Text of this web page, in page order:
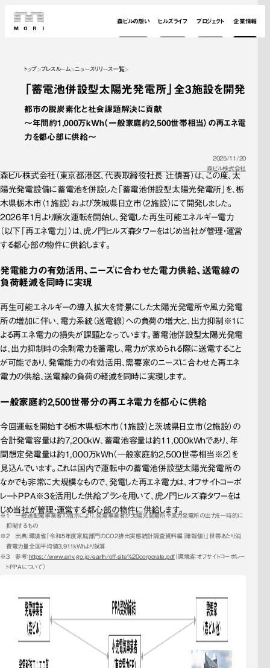
森ビルの想い ヒルズライフ プロジェクト 企業情報
トップ プレスルーム ニュースリリース一覧
「蓄電池併設型太陽光発電所」全3施設を開発
都市の脱炭素化と社会課題解決に貢献
～年間約1,000万kWh（一般家庭約2,500世帯相当）の再エネ電
力を都心部に供給～
2025/11/20
森ビル株式会社
森ビル株式会社（東京都港区、代表取締役社長 辻慎吾）は、この度、太
陽光発電設備に蓄電池を併設した「蓄電池併設型太陽光発電所」を、栃
木県栃木市（1施設）および茨城県日立市（2施設）にて開発しました。
2026年1月より順次運転を開始し、発電した再生可能エネルギー電力
（以下「再エネ電力」）は、虎ノ門ヒルズ森タワーをはじめ当社が管理・運営
する都心部の物件に供給します。
発電能力の有効活用、ニーズに合わせた電力供給、送電線の
負荷軽減を同時に実現
再生可能エネルギーの導入拡大を背景にした太陽光発電所や風力発電
所の増加に伴い、電力系統（送電線）への負荷の増大と、出力抑制※1に
よる再エネ電力の損失が課題となっています。蓄電池併設型太陽光発電
は、出力抑制時の余剰電力を蓄電し、電力が求められる際に送電すること
が可能であり、発電能力の有効活用、需要家のニーズに合わせた再エネ
電力の供給、送電線の負荷の軽減を同時に実現します。
一般家庭約2,500世帯分の再エネ電力を都心に供給
今回運転を開始する栃木県栃木市（1施設）と茨城県日立市（2施設）の
合計発電容量は約7,200kW、蓄電池容量は約11,000kWhであり、年
間想定発電量は約1,000万ｋWh（一般家庭約2,500世帯相当※2）を
見込んでいます。これは国内で運転中の蓄電池併設型太陽光発電所の
なかでも非常に大規模なもので、発電した再エネ電力は、オフサイトコーポ
レートPPA※3を活用した供給プランを用いて、虎ノ門ヒルズ森タワーをは
じめ当社が管理・運営する都心部の物件に供給します。
1　一般送配電事業者の指示により、発電事業者が太陽光発電所や風力発電所の出力を一時的に
抑制するもの
2　出典：環境省「令和5年度家庭部門のCO2排出実態統計調査資料編（確報値）」世帯あたり消
費電力量全国平均値3,911kWhより試算
3　参考：https://www.env.go.jp/earth/off-site%20corporate.pdf （環境省：オフサイトコーポレー
トPPAについて）